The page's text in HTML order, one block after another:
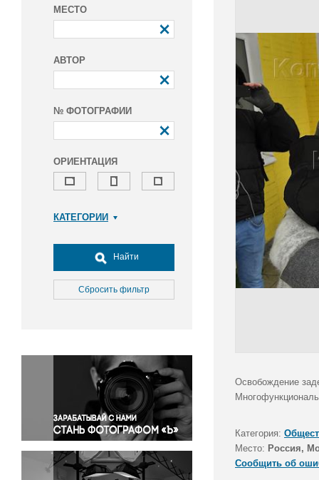
МЕСТО
АВТОР
№ ФОТОГРАФИИ
ОРИЕНТАЦИЯ
КАТЕГОРИИ
Досуг, туризм и отдых
Культура
Медицина
Окружающая среда
Политика
Правосудие
Происшествия и конфликты
Религия
Светская жизнь
Спорт
Найти
Сбросить фильтр
Освобождение
Категория:
Место: Россия,
Сообщить об